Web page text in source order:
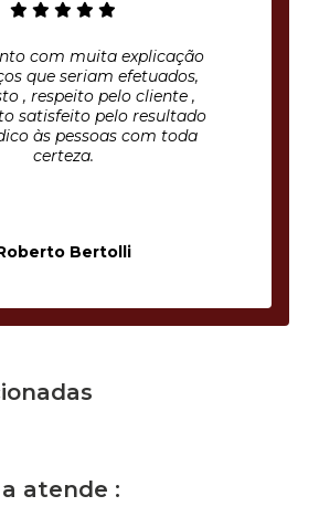
com muita explicação
que seriam efetuados,
, respeito pelo cliente ,
satisfeito pelo resultado
às pessoas com toda
certeza.
Bertolli
atende :